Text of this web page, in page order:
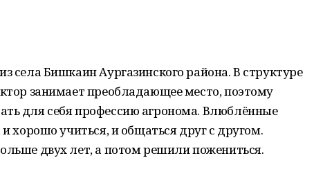
села Бишкаин Аургазинского района. В структуре
занимает преобладающее место, поэтому
для себя профессию агронома. Влюблённые
хорошо учиться, и общаться друг с другом.
двух лет, а потом решили пожениться.